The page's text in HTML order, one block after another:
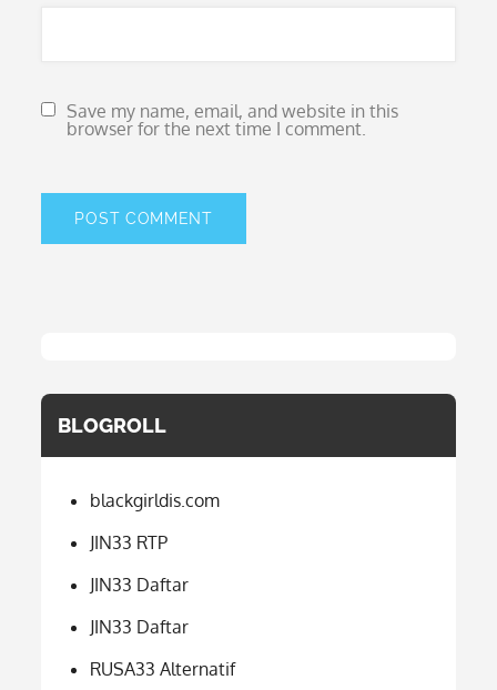
Save my name, email, and website in this
browser for the next time I comment.
BLOGROLL
blackgirldis.com
JIN33 RTP
JIN33 Daftar
JIN33 Daftar
RUSA33 Alternatif